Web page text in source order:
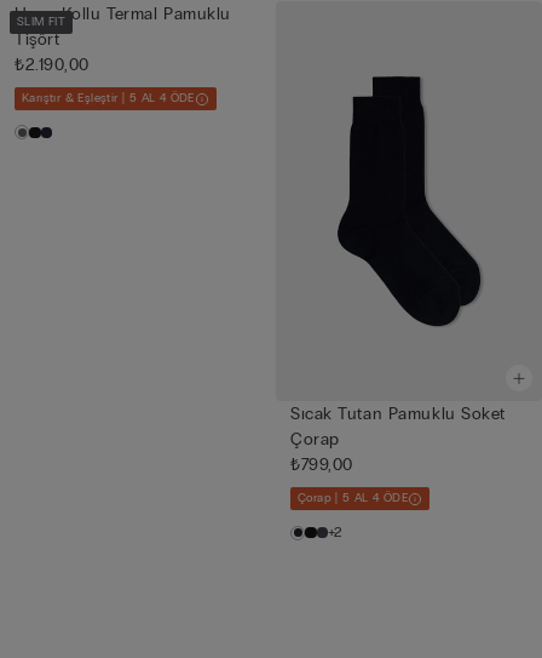
SLIM FIT
Uzun Kollu Termal Pamuklu
Tişört
₺2.190,00
Karıştır & Eşleştir | 5 AL 4 ÖDE
Sıcak Tutan Pamuklu Soket
Çorap
₺799,00
Çorap | 5 AL 4 ÖDE
+2